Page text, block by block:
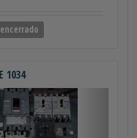
1034